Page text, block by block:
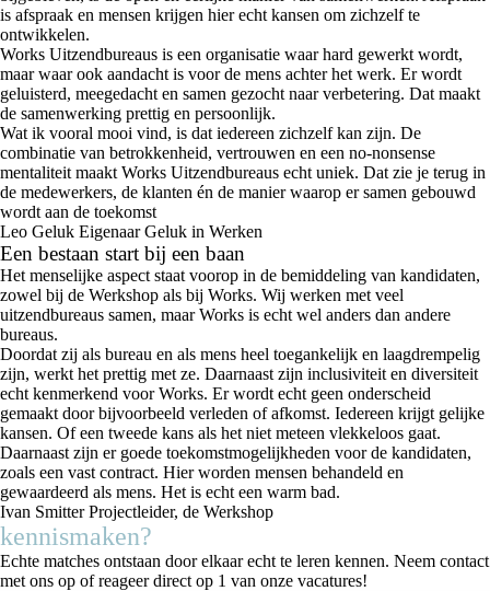
is afspraak en mensen krijgen hier echt kansen om zichzelf te
ontwikkelen.
Works Uitzendbureaus is een organisatie waar hard gewerkt wordt,
maar waar ook aandacht is voor de mens achter het werk. Er wordt
geluisterd, meegedacht en samen gezocht naar verbetering. Dat maakt
de samenwerking prettig en persoonlijk.
Wat ik vooral mooi vind, is dat iedereen zichzelf kan zijn. De
combinatie van betrokkenheid, vertrouwen en een no-nonsense
mentaliteit maakt Works Uitzendbureaus echt uniek. Dat zie je terug in
de medewerkers, de klanten én de manier waarop er samen gebouwd
wordt aan de toekomst
Leo Geluk Eigenaar Geluk in Werken
Een bestaan start bij een baan
Het menselijke aspect staat voorop in de bemiddeling van kandidaten,
zowel bij de Werkshop als bij Works. Wij werken met veel
uitzendbureaus samen, maar Works is echt wel anders dan andere
bureaus.
Doordat zij als bureau en als mens heel toegankelijk en laagdrempelig
zijn, werkt het prettig met ze. Daarnaast zijn inclusiviteit en diversiteit
echt kenmerkend voor Works. Er wordt echt geen onderscheid
gemaakt door bijvoorbeeld verleden of afkomst. Iedereen krijgt gelijke
kansen. Of een tweede kans als het niet meteen vlekkeloos gaat.
Daarnaast zijn er goede toekomstmogelijkheden voor de kandidaten,
zoals een vast contract. Hier worden mensen behandeld en
gewaardeerd als mens. Het is echt een warm bad.
Ivan SmitterProjectleider, de Werkshop
kennismaken?
Echte matches ontstaan door elkaar echt te leren kennen. Neem contact
met ons op of reageer direct op 1 van onze vacatures!